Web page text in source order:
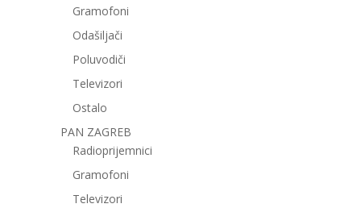
Gramofoni
Odašiljači
Poluvodiči
Televizori
Ostalo
PAN ZAGREB
Radioprijemnici
Gramofoni
Televizori